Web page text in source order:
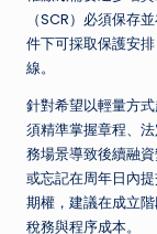
（SCR）必須保存
件下可採取保護安
線。
針對希望以輕量方式
須精準掌握章程、
務場景導致後續融
或忘記在周年日內
期權，建議在成立
稅務與程序成本。